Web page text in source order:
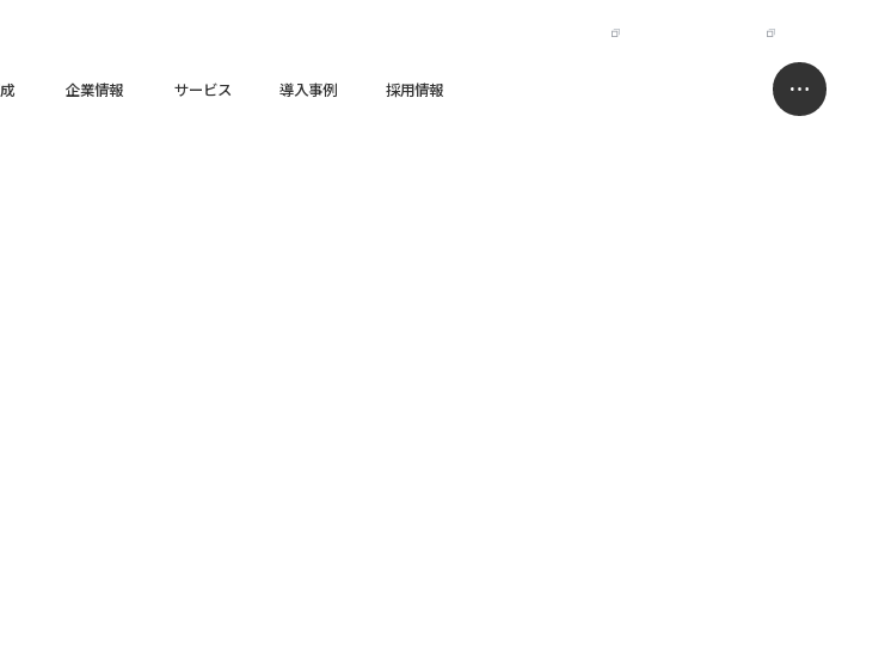
企業情報 サービス 導入事例 採用情報